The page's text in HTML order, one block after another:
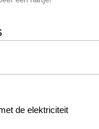
de elektriciteit